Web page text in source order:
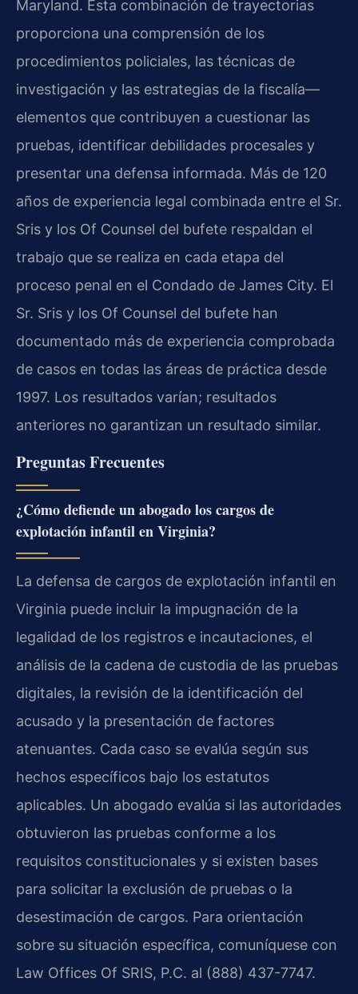
Maryland. Esta combinación de trayectorias
proporciona una comprensión de los
procedimientos policiales, las técnicas de
investigación y las estrategias de la fiscalía—
elementos que contribuyen a cuestionar las
pruebas, identificar debilidades procesales y
presentar una defensa informada. Más de 120
años de experiencia legal combinada entre el Sr.
Sris y los Of Counsel del bufete respaldan el
trabajo que se realiza en cada etapa del
proceso penal en el Condado de James City. El
Sr. Sris y los Of Counsel del bufete han
documentado más de experiencia comprobada
de casos en todas las áreas de práctica desde
1997. Los resultados varían; resultados
anteriores no garantizan un resultado similar.
Preguntas Frecuentes
¿Cómo defiende un abogado los cargos de
explotación infantil en Virginia?
La defensa de cargos de explotación infantil en
Virginia puede incluir la impugnación de la
legalidad de los registros e incautaciones, el
análisis de la cadena de custodia de las pruebas
digitales, la revisión de la identificación del
acusado y la presentación de factores
atenuantes. Cada caso se evalúa según sus
hechos específicos bajo los estatutos
aplicables. Un abogado evalúa si las autoridades
obtuvieron las pruebas conforme a los
requisitos constitucionales y si existen bases
para solicitar la exclusión de pruebas o la
desestimación de cargos. Para orientación
sobre su situación específica, comuníquese con
Law Offices Of SRIS, P.C. al (888) 437-7747.